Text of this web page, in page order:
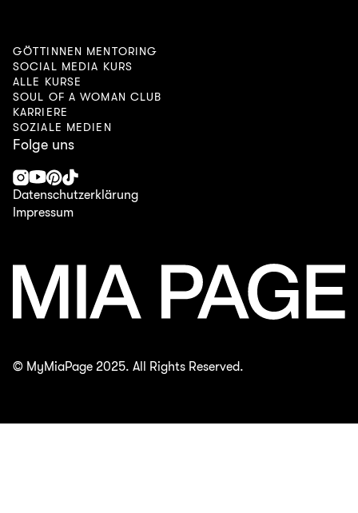
GÖTTINNEN MENTORING
SOCIAL MEDIA KURS
ALLE KURSE
SOUL OF A WOMAN CLUB
KARRIERE
SOZIALE MEDIEN
Folge uns
Datenschutzerklärung
Impressum
© MyMiaPage 2025. All Rights Reserved.